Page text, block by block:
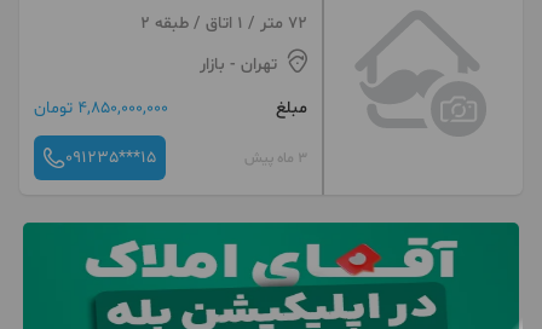
گذاران زیرقیمت منطقه
72 متر / 1 اتاق / طبقه 2
تهران - بازار
مبلغ
4,850,000,000 تومان
3 ماه پیش 091235***15